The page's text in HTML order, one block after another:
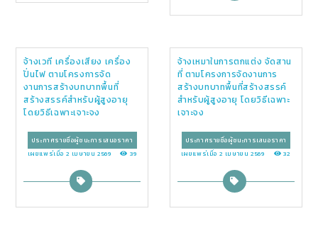
จ้างเวที เครื่องเสียง เครื่อง
ปั่นไฟ ตามโครงการจัด
งานการสร้างบทบาทพื้นที่
สร้างสรรค์สำหรับผู้สูงอายุ
โดยวิธีเฉพาะเจาะจง
ประกาศรายชื่อผู้ชนะการเสนอราคา
เผยแพร่เมื่อ 2 เมษายน 2569
39
จ้างเหมาในการตกแต่ง จัดสาน
ที่ ตามโครงการจัดงานการ
สร้างบทบาทพื้นที่สร้างสรรค์
สำหรับผู้สูงอายุ โดยวิธีเฉพาะ
เจาะจง
ประกาศรายชื่อผู้ชนะการเสนอราคา
เผยแพร่เมื่อ 2 เมษายน 2569
32